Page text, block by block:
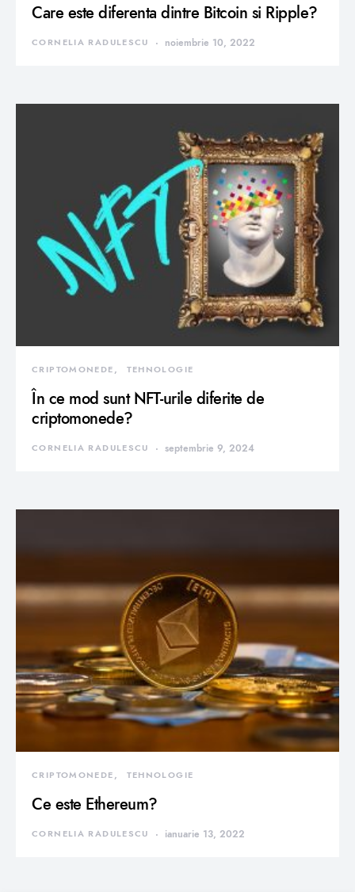
Care este diferenta dintre Bitcoin si Ripple?
CORNELIA RADULESCU noiembrie 10, 2022
CRIPTOMONEDE TEHNOLOGIE
În ce mod sunt NFT-urile diferite de
criptomonede?
CORNELIA RADULESCU septembrie 9, 2024
CRIPTOMONEDE TEHNOLOGIE
Ce este Ethereum?
CORNELIA RADULESCU ianuarie 13, 2022